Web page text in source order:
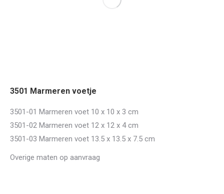
3501 Marmeren voetje
3501-01 Marmeren voet 10 x 10 x 3 cm
3501-02 Marmeren voet 12 x 12 x 4 cm
3501-03 Marmeren voet 13.5 x 13.5 x 7.5 cm
Overige maten op aanvraag